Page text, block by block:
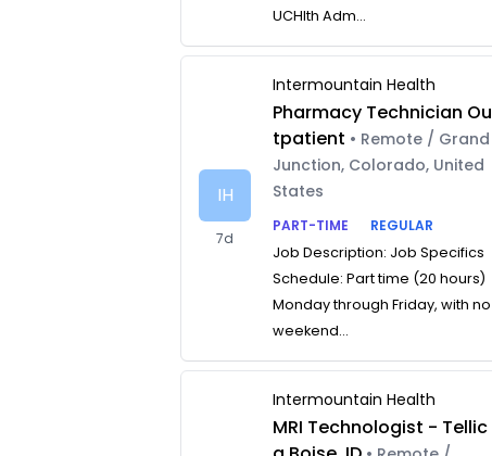
UCHlth Adm...
IH
7d
Intermountain Health
Pharmacy Technician Ou
tpatient • Remote / Grand
Junction, Colorado, United
States
PART-TIME
REGULAR
Job Description: Job Specifics
Schedule: Part time (20 hours)
Monday through Friday, with no
weekend...
Intermountain Health
MRI Technologist - Tellic